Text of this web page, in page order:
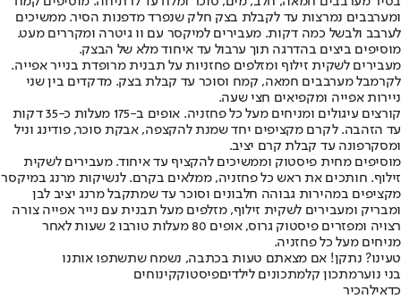
ומערבבים נמרצות עד לקבלת בצק חלק שנפרד מדפנות הסיר. ממשיכים
לערבב ולבשל כמה דקות. מעבירים למיקסר עם וו גיטרה ומקררים מעט.
מוסיפים ביצים בהדרגה תוך ערבול עד איחוד מלא של הבצק.
מעבירים לשקית זילוף ומזלפים פחזניות על תבנית מרופדת בנייר אפייה.
לקרמבל מערבבים חמאה, קמח וסוכר עד קבלת בצק. מדקדים בין שני
ניירות אפייה ומקפיאים חצי שעה.
קורצים עיגולים ומניחים מעל כל פחזניה. אופים ב-175 מעלות כ-35 דקות
עד הזהבה. לקרם מקציפים יחד שמנת להקצפה, אבקת סוכר, פודינג וניל
ומסקרפונה עד קבלת קרם יציב.
מוסיפים מחית פיסטוק וממשיכים להקציף עד איחוד. מעבירים לשקית
זילוף. חותכים את ראש כל פחזניה, ממלאים בקרם. לנשיקות מרנג במיקסר
מקציפים במהירות גבוהה חלבונים וסוכר עד שמתקבל מרנג יציב לבן
ומבריק ומעבירים לשקית זילוף, מזלפים מעל תבנית עם נייר אפייה צורה
רצויה ומפזרים פיסטוק גרוס, אופים 80 מעלות טורבו 2 שעות לאחר
מניחים מעל כל פחזניה.
טעינו? נתקן! אם מצאתם טעות בכתבה, נשמח שתשתפו אותנו
בני נוערמתכון קלמתכונים לילדיםפיסטוקקינוחים
כדאילהכיר